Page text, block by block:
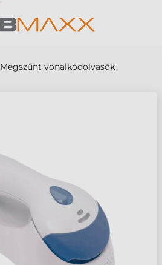
Megszűnt vonalkódolvasók